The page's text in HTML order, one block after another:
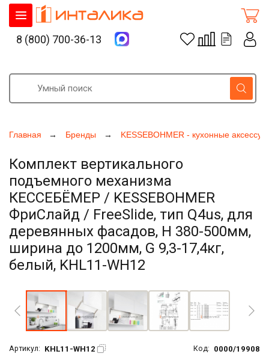
Главная Бренды KESSEBOHMER - кухонные
Комплект вертикального
подъемного механизма
КЕССЕБЁМЕР / KESSEBOHMER
ФриСлайд / FreeSlide, тип Q4us, для
деревянных фасадов, H 380-500мм,
ширина до 1200мм, G 9,3-17,4кг,
белый, KHL11-WH12
Артикул: KHL11-WH12 Код: 0000/19908
8 (800) 700-36-13